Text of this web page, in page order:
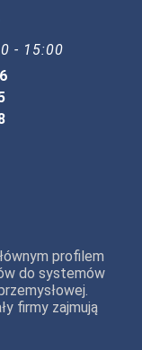
- 15:00
profilem
do systemów
firmy zajmują